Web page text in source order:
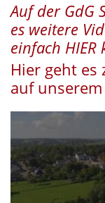
Auf der GdG
es weitere
einfach HIER
Hier geht es
auf unserem